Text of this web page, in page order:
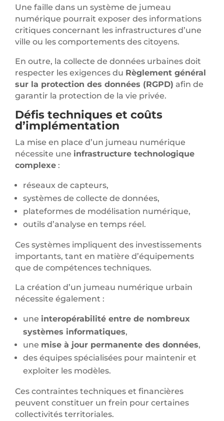
Une faille dans un système de jumeau
numérique pourrait exposer des informations
critiques concernant les infrastructures d’une
ville ou les comportements des citoyens.
En outre, la collecte de données urbaines doit
respecter les exigences du Règlement général
sur la protection des données (RGPD) afin de
garantir la protection de la vie privée.
Défis techniques et coûts
d’implémentation
La mise en place d’un jumeau numérique
nécessite une infrastructure technologique
complexe:
réseaux de capteurs,
systèmes de collecte de données,
plateformes de modélisation numérique,
outils d’analyse en temps réel.
Ces systèmes impliquent des investissements
importants, tant en matière d’équipements
que de compétences techniques.
La création d’un jumeau numérique urbain
nécessite également :
une interopérabilité entre de nombreux
systèmes informatiques,
une mise à jour permanente des données,
des équipes spécialisées pour maintenir et
exploiter les modèles.
Ces contraintes techniques et financières
peuvent constituer un frein pour certaines
collectivités territoriales.